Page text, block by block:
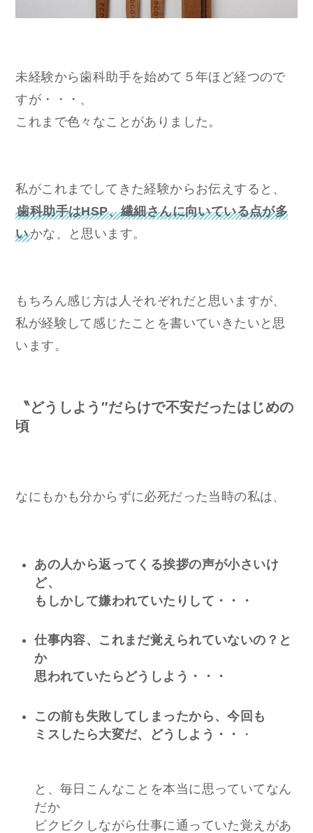
未経験から歯科助手を始めて５年ほど経つので
すが・・・、
これまで色々なことがありました。
私がこれまでしてきた経験からお伝えすると、
歯科助手はHSP、繊細さんに向いている点が多
いかな、と思います。
もちろん感じ方は人それぞれだと思いますが、
私が経験して感じたことを書いていきたいと思
います。
〝どうしよう″だらけで不安だったはじめの
頃
なにもかも分からずに必死だった当時の私は、
あの人から返ってくる挨拶の声が小さいけ
ど、
もしかして嫌われていたりして・・・
仕事内容、これまだ覚えられていないの？と
か
思われていたらどうしよう・・・
この前も失敗してしまったから、今回も
ミスしたら大変だ、どうしよう・・
・
と、毎日こんなことを本当に思っていてなん
だか
ビクビクしながら仕事に通っていた覚えがあ